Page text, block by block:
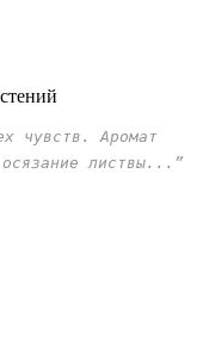
чувств. Аромат
листвы...”